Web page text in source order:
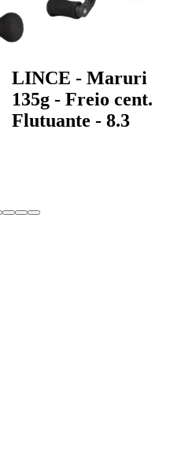
LINCE - Maruri
135g - Freio cent.
Flutuante - 8.3